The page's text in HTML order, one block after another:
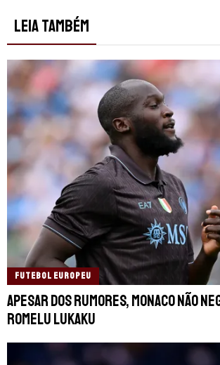
LEIA TAMBÉM
FUTEBOL EUROPEU
Apesar dos rumores, Monaco não
Romelu Lukaku